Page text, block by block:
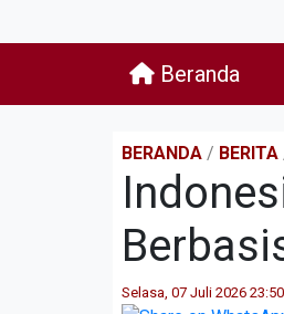
Beranda
BERANDA / BERITA
Selasa, 07 Juli 2026